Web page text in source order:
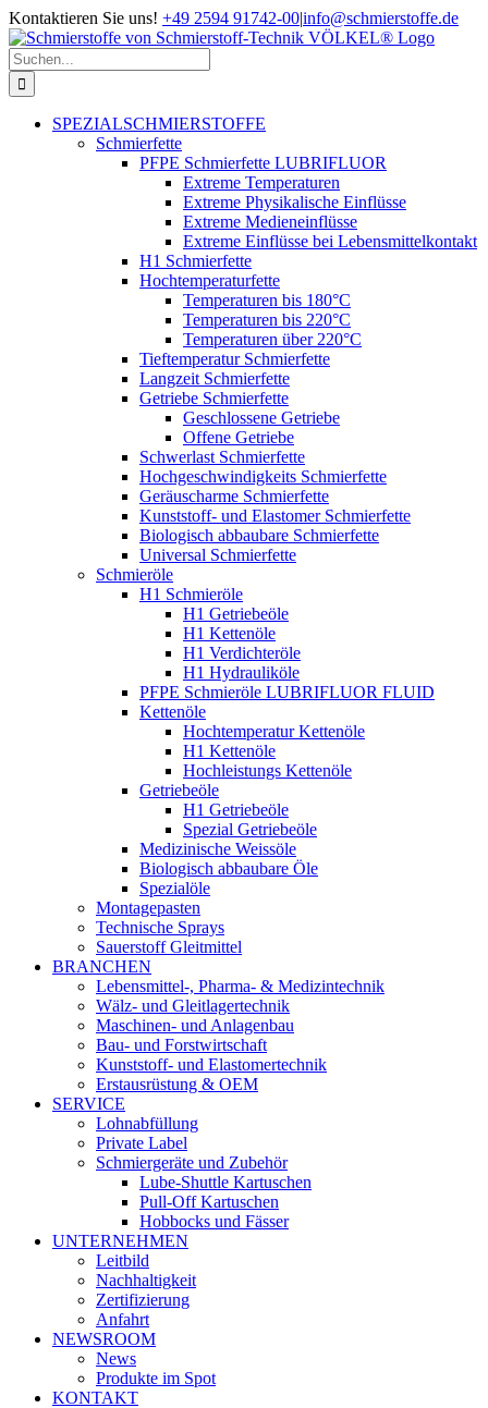
Zum
Inhalt
springen
Kontaktieren Sie uns! +49 2594 91742-00|info@schmierstoffe.de
Suche
nach:
SPEZIALSCHMIERSTOFFE
Schmierfette
PFPE Schmierfette LUBRIFLUOR
Extreme Temperaturen
Extreme Physikalische Einflüsse
Extreme Medieneinflüsse
Extreme Einflüsse bei Lebensmittelkontakt
H1 Schmierfette
Hochtemperaturfette
Temperaturen bis 180°C
Temperaturen bis 220°C
Temperaturen über 220°C
Tieftemperatur Schmierfette
Langzeit Schmierfette
Getriebe Schmierfette
Geschlossene Getriebe
Offene Getriebe
Schwerlast Schmierfette
Hochgeschwindigkeits Schmierfette
Geräuscharme Schmierfette
Kunststoff- und Elastomer Schmierfette
Biologisch abbaubare Schmierfette
Universal Schmierfette
Schmieröle
H1 Schmieröle
H1 Getriebeöle
H1 Kettenöle
H1 Verdichteröle
H1 Hydrauliköle
PFPE Schmieröle LUBRIFLUOR FLUID
Kettenöle
Hochtemperatur Kettenöle
H1 Kettenöle
Hochleistungs Kettenöle
Getriebeöle
H1 Getriebeöle
Spezial Getriebeöle
Medizinische Weissöle
Biologisch abbaubare Öle
Spezialöle
Montagepasten
Technische Sprays
Sauerstoff Gleitmittel
BRANCHEN
Lebensmittel-, Pharma- & Medizintechnik
Wälz- und Gleitlagertechnik
Maschinen- und Anlagenbau
Bau- und Forstwirtschaft
Kunststoff- und Elastomertechnik
Erstausrüstung & OEM
SERVICE
Lohnabfüllung
Private Label
Schmiergeräte und Zubehör
Lube-Shuttle Kartuschen
Pull-Off Kartuschen
Hobbocks und Fässer
UNTERNEHMEN
Leitbild
Nachhaltigkeit
Zertifizierung
Anfahrt
NEWSROOM
News
Produkte im Spot
KONTAKT